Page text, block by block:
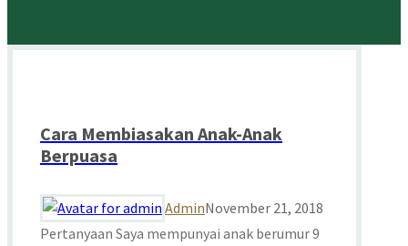
Cara Membiasakan Anak-Anak
Berpuasa
AdminNovember 21, 2018
Pertanyaan Saya mempunyai anak berumur 9